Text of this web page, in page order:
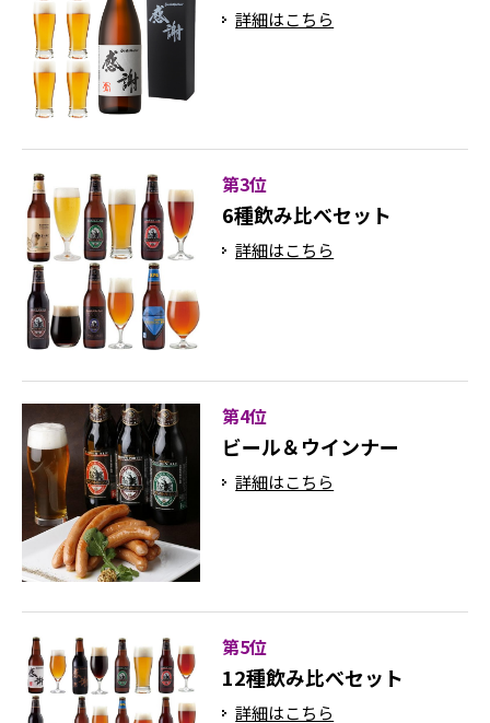
詳細はこちら
第3位
6種飲み比べセット
詳細はこちら
第4位
ビール＆ウインナー
詳細はこちら
第5位
12種飲み比べセット
詳細はこちら